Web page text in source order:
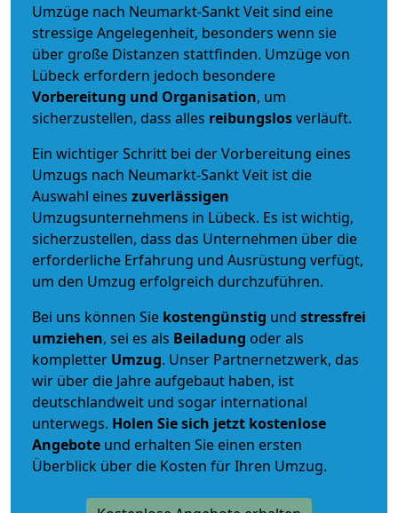
Umzüge nach Neumarkt-Sankt Veit sind eine
stressige Angelegenheit, besonders wenn sie
über große Distanzen stattfinden. Umzüge von
Lübeck erfordern jedoch besondere
Vorbereitung und Organisation, um
sicherzustellen, dass alles reibungslosverläuft.
Ein wichtiger Schritt bei der Vorbereitung eines
Umzugs nach Neumarkt-Sankt Veit ist die
Auswahl eines zuverlässigen
Umzugsunternehmens in Lübeck. Es ist wichtig,
sicherzustellen, dass das Unternehmen über die
erforderliche Erfahrung und Ausrüstung verfügt,
um den Umzug erfolgreich durchzuführen.
Bei uns können Sie kostengünstig und stressfrei
umziehen, sei es als Beiladung oder als
kompletter Umzug. Unser Partnernetzwerk, das
wir über die Jahre aufgebaut haben, ist
deutschlandweit und sogar international
unterwegs. Holen Sie sich jetzt kostenlose
Angebote und erhalten Sie einen ersten
Überblick über die Kosten für Ihren Umzug.